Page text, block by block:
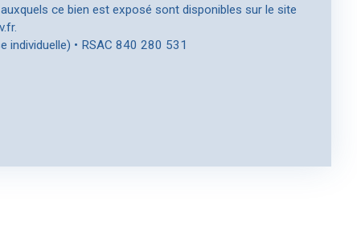
ce bien est exposé sont disponibles sur le site
individuelle) • RSAC 840 280 531